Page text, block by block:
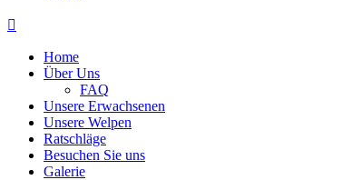
Home
Über Uns
FAQ
Unsere Erwachsenen
Unsere Welpen
Ratschläge
Besuchen Sie uns
Galerie